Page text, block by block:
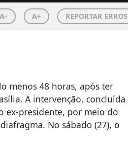
A- A+ REPORTAR ERROS
menos 48 horas, após ter
A intervenção, concluída
ex-presidente, por meio do
No sábado (27), o